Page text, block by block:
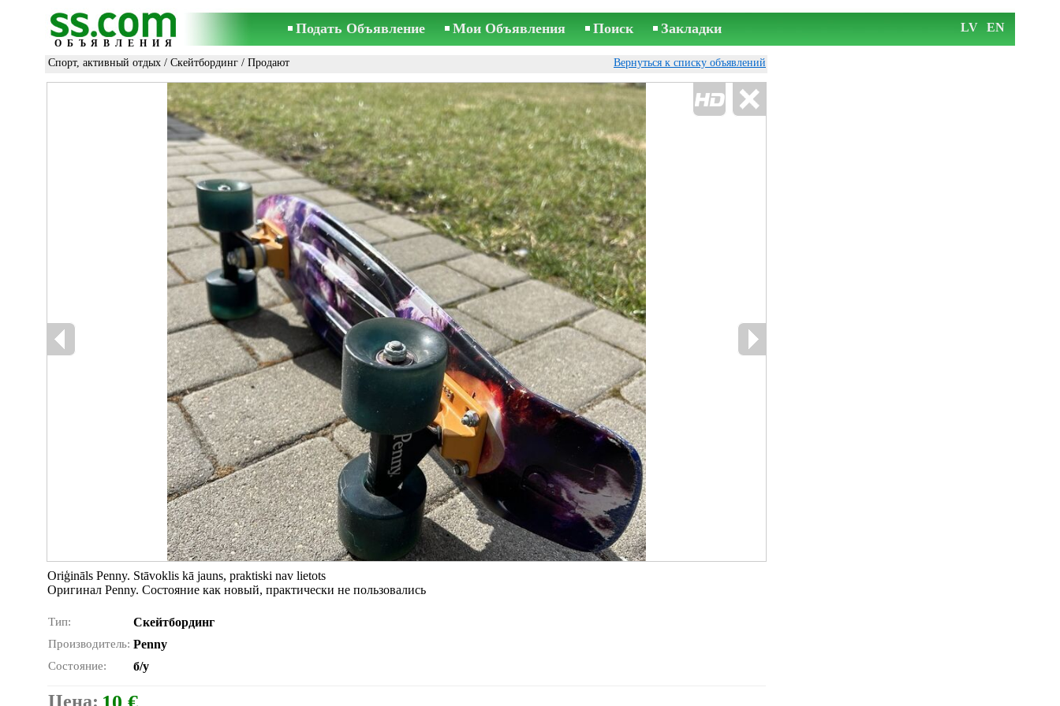
ОБЪЯВЛЕНИЯ
Подать Объявление Мои Объявления Поиск Закладки LV EN
Спорт, активный отдых / Скейтбординг / Продают Вернуться к списку объявлений
Oriģināls Penny. Stāvoklis kā jauns, praktiski nav lietots
Оригинал Penny. Состояние как новый, практически не пользовались
Тип: Скейтбординг
Производитель: Penny
Состояние: б/у
Цена: